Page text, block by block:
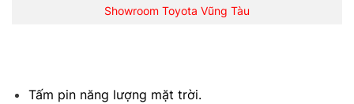
Showroom Toyota Vũng Tàu
Tấm pin năng lượng mặt trời.